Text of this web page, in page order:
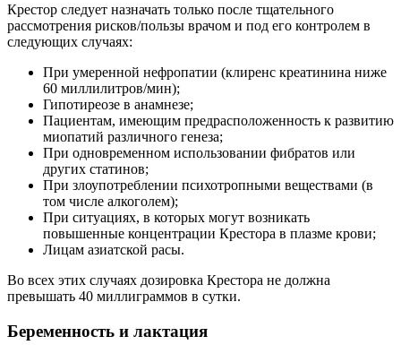
Крестор следует назначать только после тщательного
рассмотрения рисков/пользы врачом и под его контролем в
следующих случаях:
При умеренной нефропатии (клиренс креатинина ниже
60 миллилитров/мин);
Гипотиреозе в анамнезе;
Пациентам, имеющим предрасположенность к развитию
миопатий различного генеза;
При одновременном использовании фибратов или
других статинов;
При злоупотреблении психотропными веществами (в
том числе алкоголем);
При ситуациях, в которых могут возникать
повышенные концентрации Крестора в плазме крови;
Лицам азиатской расы.
Во всех этих случаях дозировка Крестора не должна
превышать 40 миллиграммов в сутки.
Беременность и лактация